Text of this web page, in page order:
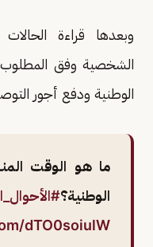
وبعدها قراءة
الشخصية وفق المطلوب،
الوطنية ودفع أجور
ما هو الوقت
الوطنية؟
dTO0soiulW